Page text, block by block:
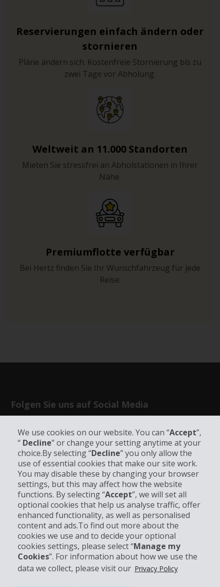
We use cookies on our website. You can “Accept”,
“ Decline” or change your setting anytime at your
choice.By selecting “Decline” you only allow the
use of essential cookies that make our site work.
You may disable these by changing your browser
settings, but this may affect how the website
functions. By selecting “Accept”, we will set all
optional cookies that help us analyse traffic, offer
enhanced functionality, as well as personalised
content and ads.To find out more about the
cookies we use and to decide your optional
cookies settings, please select “Manage my
Cookies”. For information about how we use the
data we collect, please visit our Privacy Policy
Reservierungen einfach ändern oder
stornieren
Pläne ändern sich. Kostenfreie Stornierung bis zu
zwei Tage vor Abholung.
Weltweit an 11.000 Standorten
Mieten Sie stressfrei an Abholstationen in Ihrer
Nähe.
Premiumflotte verfügbar
Bei Hertz finden Sie Ihr Wunschfahrzeug für jede
Reise.
Folgen Sie uns auf Social Media
Unternehmensinformation
Partner
Kundenservice
Mieten bei Hertz